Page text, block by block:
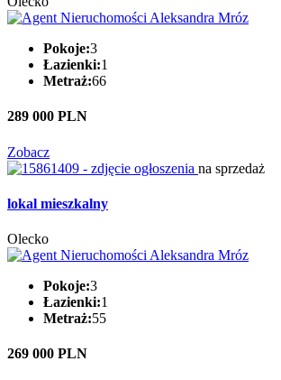
Pokoje:3
Łazienki:1
Metraż:66
289 000 PLN
Zobacz
na sprzedaż
lokal mieszkalny
Olecko
Pokoje:3
Łazienki:1
Metraż:55
269 000 PLN